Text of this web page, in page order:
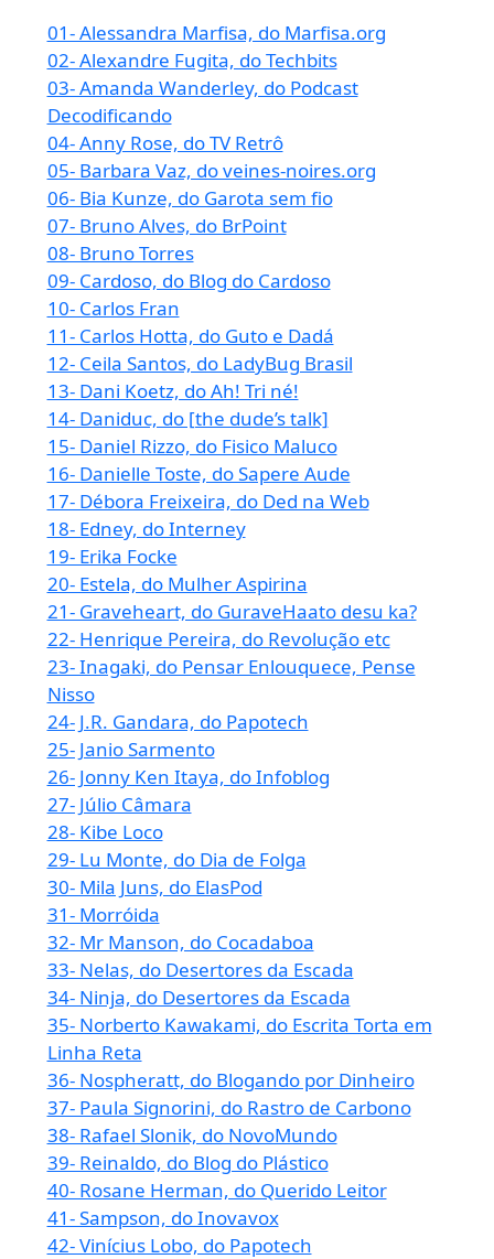
01- Alessandra Marfisa, do Marfisa.org
02- Alexandre Fugita, do Techbits
03- Amanda Wanderley, do Podcast
Decodificando
04- Anny Rose, do TV Retrô
05- Barbara Vaz, do veines-noires.org
06- Bia Kunze, do Garota sem fio
07- Bruno Alves, do BrPoint
08- Bruno Torres
09- Cardoso, do Blog do Cardoso
10- Carlos Fran
11- Carlos Hotta, do Guto e Dadá
12- Ceila Santos, do LadyBug Brasil
13- Dani Koetz, do Ah! Tri né!
14- Daniduc, do [the dude’s talk]
15- Daniel Rizzo, do Fisico Maluco
16- Danielle Toste, do Sapere Aude
17- Débora Freixeira, do Ded na Web
18- Edney, do Interney
19- Erika Focke
20- Estela, do Mulher Aspirina
21- Graveheart, do GuraveHaato desu ka?
22- Henrique Pereira, do Revolução etc
23- Inagaki, do Pensar Enlouquece, Pense
Nisso
24- J.R. Gandara, do Papotech
25- Janio Sarmento
26- Jonny Ken Itaya, do Infoblog
27- Júlio Câmara
28- Kibe Loco
29- Lu Monte, do Dia de Folga
30- Mila Juns, do ElasPod
31- Morróida
32- Mr Manson, do Cocadaboa
33- Nelas, do Desertores da Escada
34- Ninja, do Desertores da Escada
35- Norberto Kawakami, do Escrita Torta em
Linha Reta
36- Nospheratt, do Blogando por Dinheiro
37- Paula Signorini, do Rastro de Carbono
38- Rafael Slonik, do NovoMundo
39- Reinaldo, do Blog do Plástico
40- Rosane Herman, do Querido Leitor
41- Sampson, do Inovavox
42- Vinícius Lobo, do Papotech